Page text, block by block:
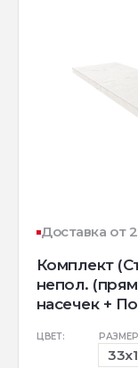
Доставка от
Комплект
непол.
насечек +
ЦВЕТ: